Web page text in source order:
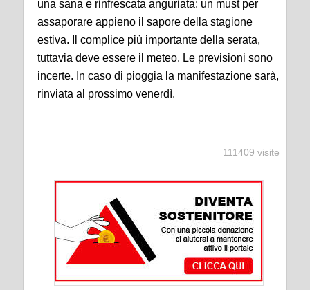
una sana e rinfrescata anguriata: un must per
assaporare appieno il sapore della stagione
estiva. Il complice più importante della serata,
tuttavia deve essere il meteo. Le previsioni sono
incerte. In caso di pioggia la manifestazione sarà,
rinviata al prossimo venerdì.
111409 visite